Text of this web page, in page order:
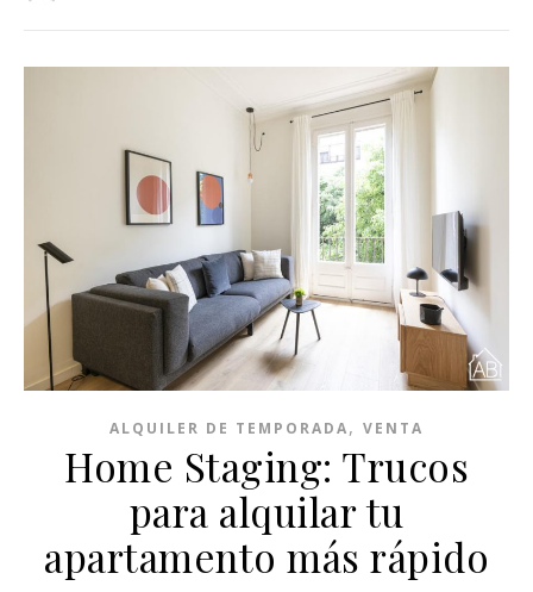
ALQUILER DE TEMPORADA, VENTA
Home Staging: Trucos
para alquilar tu
apartamento más rápido